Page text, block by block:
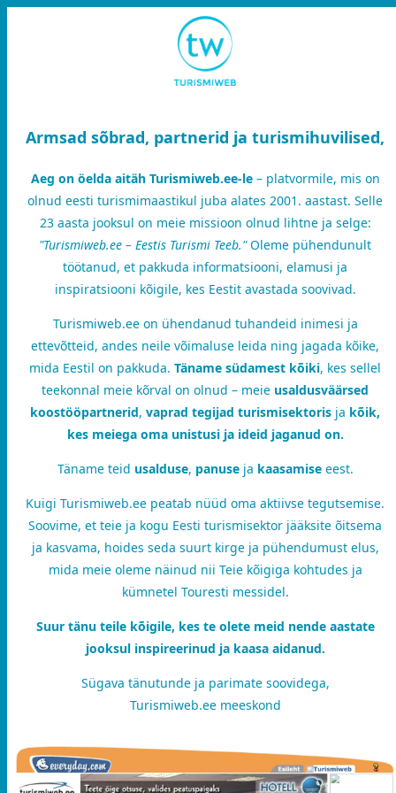
Armsad sõbrad, partnerid ja turismihuvilised,
Aeg on öelda aitäh Turismiweb.ee-le– platvormile, mis on
olnud eesti turismimaastikul juba alates 2001. aastast. Selle
23 aasta jooksul on meie missioon olnud lihtne ja selge:
"Turismiweb.ee – Eestis Turismi Teeb."Oleme pühendunult
töötanud, et pakkuda informatsiooni, elamusi ja
inspiratsiooni kõigile, kes Eestit avastada soovivad.
Turismiweb.ee on ühendanud tuhandeid inimesi ja
ettevõtteid, andes neile võimaluse leida ning jagada kõike,
mida Eestil on pakkuda. Täname südamest kõiki, kes sellel
teekonnal meie kõrval on olnud – meie usaldusväärsed
koostööpartnerid, vaprad tegijad turismisektoris ja kõik,
kes meiega oma unistusi ja ideid jaganud on.
Täname teid usalduse, panuseja kaasamiseeest.
Kuigi Turismiweb.ee peatab nüüd oma aktiivse tegutsemise.
Soovime, et teie ja kogu Eesti turismisektor jääksite õitsema
ja kasvama, hoides seda suurt kirge ja pühendumust elus,
mida meie oleme näinud nii Teie kõigiga kohtudes ja
kümnetel Touresti messidel.
Suur tänu teile kõigile, kes te olete meid nende aastate
jooksul inspireerinud ja kaasa aidanud.
Sügava tänutunde ja parimate soovidega,
Turismiweb.ee meeskond